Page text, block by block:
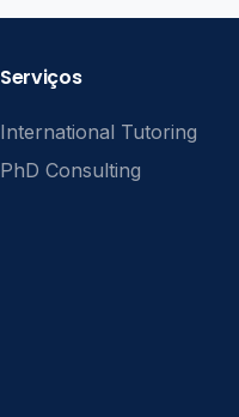
Serviços
International Tutoring
PhD Consulting